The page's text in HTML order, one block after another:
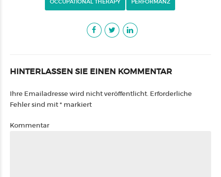
HINTERLASSEN SIE EINEN KOMMENTAR
Ihre Emailadresse wird nicht veröffentlicht. Erforderliche
Fehler sind mit * markiert
Kommentar